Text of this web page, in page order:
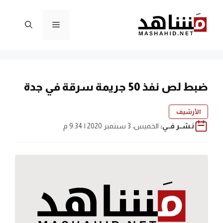
المحتوى
القائمة
ضبط لص نفذ 50 جريمة سرقة في جدة
الأرشيف
نـشــر فــي: الخميس، 3 سبتمبر 2020 | 9:34 م